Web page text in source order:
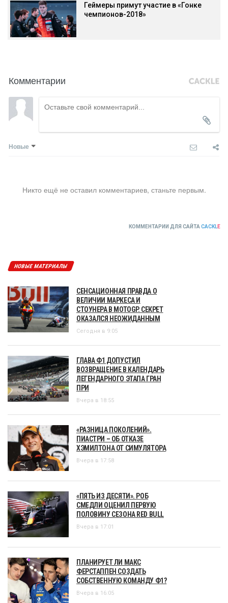
Геймеры примут участие в «Гонке
чемпионов-2018»
Комментарии
Новые
Никто ещё не оставил комментариев, станьте первым.
КОММЕНТАРИИ ДЛЯ САЙТА CACKLE
НОВЫЕ МАТЕРИАЛЫ
СЕНСАЦИОННАЯ ПРАВДА О
ВЕЛИЧИИ МАРКЕСА И
СТОУНЕРА В MOTOGP. СЕКРЕТ
ОКАЗАЛСЯ НЕОЖИДАННЫМ
Сегодня в 9:05
ГЛАВА Ф1 ДОПУСТИЛ
ВОЗВРАЩЕНИЕ В КАЛЕНДАРЬ
ЛЕГЕНДАРНОГО ЭТАПА ГРАН
ПРИ
Вчера в 18:55
«РАЗНИЦА ПОКОЛЕНИЙ».
ПИАСТРИ – ОБ ОТКАЗЕ
ХЭМИЛТОНА ОТ СИМУЛЯТОРА
Вчера в 17:58
«ПЯТЬ ИЗ ДЕСЯТИ». РОБ
СМЕДЛИ ОЦЕНИЛ ПЕРВУЮ
ПОЛОВИНУ СЕЗОНА RED BULL
Вчера в 17:01
ПЛАНИРУЕТ ЛИ МАКС
ФЕРСТАППЕН СОЗДАТЬ
СОБСТВЕННУЮ КОМАНДУ Ф1?
Вчера в 16:05